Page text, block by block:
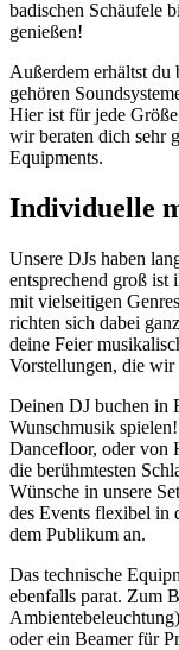
badischen Schäufele
genießen!
Außerdem erhältst du
gehören
Hier ist für jede
wir beraten dich sehr
Equipments.
Individuelle
Unsere DJs haben
entsprechend groß
mit vielseitigen
richten sich dabei
deine Feier
Vorstellungen, die wir
Deinen DJ buchen in
Wunschmusik
Dancefloor, oder von
die berühmtesten
Wünsche in unsere
des Events flexibel in
dem Publikum an.
Das technische
ebenfalls parat. Zum
oder ein Beamer für